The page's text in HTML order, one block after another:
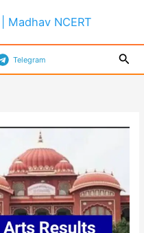
Madhav NCERT
Telegram